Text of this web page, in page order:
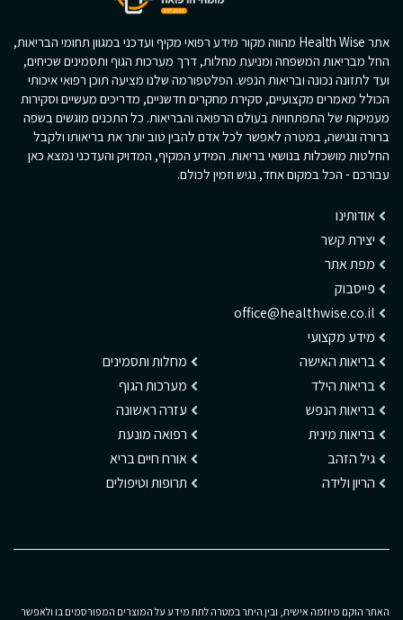
אתר Health Wise מהווה מקור מידע רפואי מקיף ועדכני במגוון תחומי הבריאות,
החל מבריאות המשפחה ומניעת מחלות, דרך מערכות הגוף ותסמינים שכיחים,
ועד לתזונה נכונה ובריאות הנפש. הפלטפורמה שלנו מציעה תוכן רפואי איכותי
הכולל מאמרים מקצועיים, סקירת מחקרים חדשניים, מדריכים מעשיים וסקירות
מעמיקות של התפתחויות בעולם הרפואה והבריאות. כל התכנים מוגשים בשפה
ברורה ונגישה, במטרה לאפשר לכל אדם להבין טוב יותר את בריאותו ולקבל
החלטות מושכלות בנושאי בריאות. המידע המקיף, המדויק והעדכני נמצא כאן
עבורכם - הכל במקום אחד, נגיש וזמין לכולם.
אודותינו
יצירת קשר
מפת אתר
פייסבוק
office@healthwise.co.il
מידע מקצועי
בריאות האישה
בריאות הילד
בריאות הנפש
בריאות מינית
גיל הזהב
הריון ולידה
מחלות ותסמינים
מערכות הגוף
עזרה ראשונה
רפואה מונעת
אורח חיים בריא
תרופות וטיפולים
האתר הוקם מיוזמה אישית, ובין היתר במטרה לתת מידע על המוצרים המפורסמים בו ולאפשר